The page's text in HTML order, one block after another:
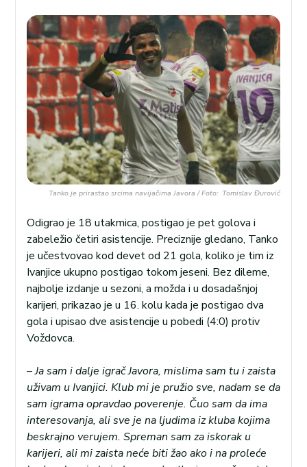
Tanko je prirastao srcima navijačima Javora / Foto: Tomislav Đurović
Odigrao je 18 utakmica, postigao je pet golova i
zabeležio četiri asistencije. Preciznije gledano, Tanko
je učestvovao kod devet od 21 gola, koliko je tim iz
Ivanjice ukupno postigao tokom jeseni. Bez dileme,
najbolje izdanje u sezoni, a možda i u dosadašnjoj
karijeri, prikazao je u 16. kolu kada je postigao dva
gola i upisao dve asistencije u pobedi (4:0) protiv
Voždovca.
–Ja sam i dalje igrač Javora, mislima sam tu i zaista
uživam u Ivanjici. Klub mi je pružio sve, nadam se da
sam igrama opravdao poverenje. Čuo sam da ima
interesovanja, ali sve je na ljudima iz kluba kojima
beskrajno verujem. Spreman sam za iskorak u
karijeri, ali mi zaista neće biti žao ako i na proleće